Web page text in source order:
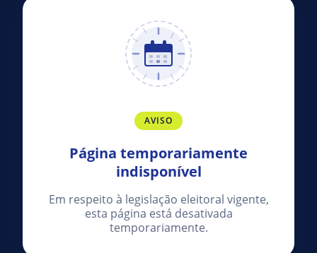
AVISO
Página temporariamente
indisponível
Em respeito à legislação eleitoral vigente,
esta página está desativada
temporariamente.